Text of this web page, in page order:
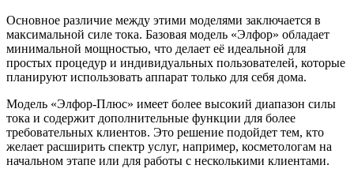
Основное различие между этими моделями заключается в
максимальной силе тока. Базовая модель «Элфор» обладает
минимальной мощностью, что делает её идеальной для
простых процедур и индивидуальных пользователей, которые
планируют использовать аппарат только для себя дома.
Модель «Элфор-Плюс» имеет более высокий диапазон силы
тока и содержит дополнительные функции для более
требовательных клиентов. Это решение подойдет тем, кто
желает расширить спектр услуг, например, косметологам на
начальном этапе или для работы с несколькими клиентами.